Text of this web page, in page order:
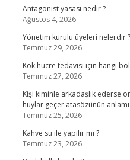
Antagonist yasası nedir ?
Ağustos 4, 2026
Yönetim kurulu üyeleri nelerdir ?
Temmuz 29, 2026
Kök hücre tedavisi için hangi
Temmuz 27, 2026
Kişi kiminle arkadaşlık ederse
huylar geçer atasözünün
Temmuz 25, 2026
Kahve su ile yapılır mı ?
Temmuz 23, 2026